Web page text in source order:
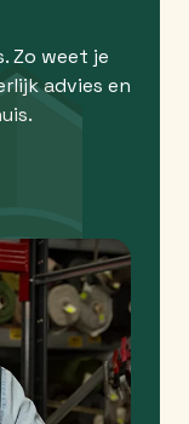
Zo weet je
advies en